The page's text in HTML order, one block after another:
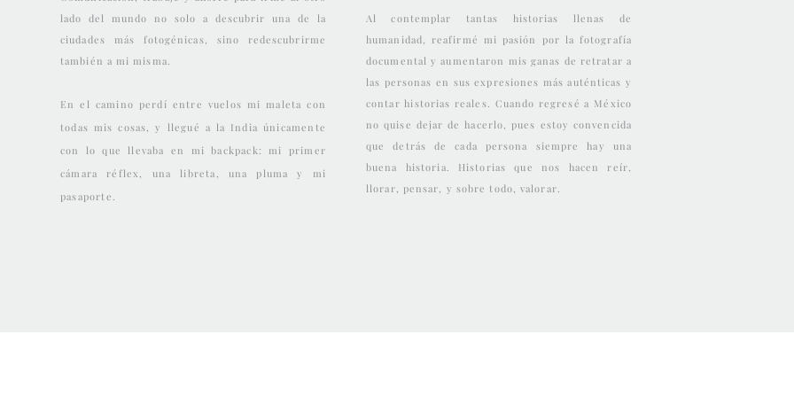
lado del mundo no solo a descubrir una de la
ciudades más fotogénicas, sino redescubrirme
también a mi misma.
En el camino perdí entre vuelos mi maleta con
todas mis cosas, y llegué a la India únicamente
con lo que llevaba en mi backpack: mi primer
cámara réflex, una libreta, una pluma y mi
pasaporte.
Al contemplar tantas historias llenas de
humanidad, reafirmé mi pasión por la fotografía
documental y aumentaron mis ganas de retratar a
las personas en sus expresiones más auténticas y
contar historias reales. Cuando regresé a México
no quise dejar de hacerlo, pues estoy convencida
que detrás de cada persona siempre hay una
buena historia. Historias que nos hacen reír,
llorar, pensar, y sobre todo, valorar.